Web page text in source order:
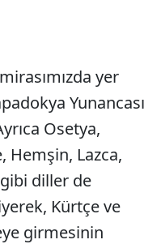
yer
Yunancası
Osetya,
Hemşin, Lazca,
gibi diller de
Kürtçe ve
girmesinin